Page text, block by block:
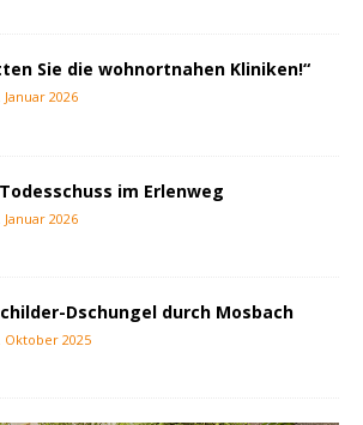
Sie die wohnortnahen Kliniken!“
Januar 2026
im Erlenweg
Januar 2026
Dschungel durch Mosbach
Oktober 2025